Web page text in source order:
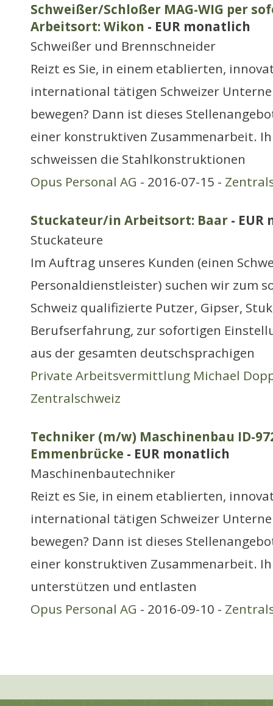
Schweißer/Schloßer MAG-WIG per
Arbeitsort: Wikon - EUR monatlich
Schweißer und Brennschneider
Reizt es Sie, in einem etablierten,
international tätigen Schweizer
bewegen? Dann ist dieses
einer konstruktiven Zusammenarbeit.
schweissen die Stahlkonstruktionen
Opus Personal AG - 2016-07-15 -
Stuckateur/in Arbeitsort: Baar -
Stuckateure
Im Auftrag unseres Kunden (einen
Personaldienstleister) suchen wir zum
Schweiz qualifizierte Putzer, Gipser,
Berufserfahrung, zur sofortigen
aus der gesamten deutschsprachigen
Private Arbeitsvermittlung Michael
Zentralschweiz
Techniker (m/w) Maschinenbau ID-
Emmenbrücke - EUR monatlich
Maschinenbautechniker
Reizt es Sie, in einem etablierten,
international tätigen Schweizer
bewegen? Dann ist dieses
einer konstruktiven Zusammenarbeit.
unterstützen und entlasten
Opus Personal AG - 2016-09-10 -